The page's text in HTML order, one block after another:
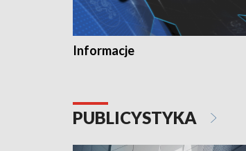
Informacje
PUBLICYSTYKA